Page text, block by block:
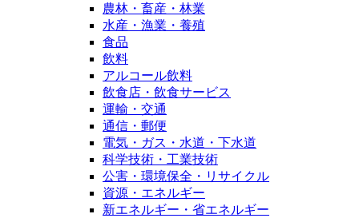
農林・畜産・林業
水産・漁業・養殖
食品
飲料
アルコール飲料
飲食店・飲食サービス
運輸・交通
通信・郵便
電気・ガス・水道・下水道
科学技術・工業技術
公害・環境保全・リサイクル
資源・エネルギー
新エネルギー・省エネルギー